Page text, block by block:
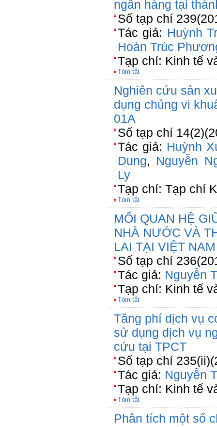
ngân hàng tại
Số tạp chí
Tác giả: Huỳnh
Hoàn Trúc
Tạp chí: Kinh tế
Tóm tắt
Nghiên cứu sản
dụng chủng vi
01A
Số tạp chí
Tác giả: Huỳnh
Dung, Nguyễn
Ly
Tạp chí: Tạp chí
Tóm tắt
MỐI QUAN HỆ
NHÀ NƯỚC VÀ
LAI TẠI VIỆT NAM
Số tạp chí
Tác giả: Nguyễn
Tạp chí: Kinh tế
Tóm tắt
Tăng phí dịch vụ
sử dụng dịch vụ
cứu tại TPCT
Số tạp chí
Tác giả: Nguyễn
Tạp chí: Kinh tế
Tóm tắt
Phân tích một số